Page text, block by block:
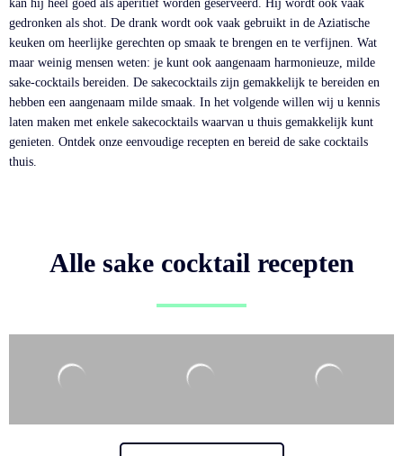
kan hij heel goed als aperitief worden geserveerd. Hij wordt ook vaak
gedronken als shot. De drank wordt ook vaak gebruikt in de Aziatische
keuken om heerlijke gerechten op smaak te brengen en te verfijnen. Wat
maar weinig mensen weten: je kunt ook aangenaam harmonieuze, milde
sake-cocktails bereiden. De sakecocktails zijn gemakkelijk te bereiden en
hebben een aangenaam milde smaak. In het volgende willen wij u kennis
laten maken met enkele sakecocktails waarvan u thuis gemakkelijk kunt
genieten. Ontdek onze eenvoudige recepten en bereid de sake cocktails
thuis.
Alle sake cocktail recepten